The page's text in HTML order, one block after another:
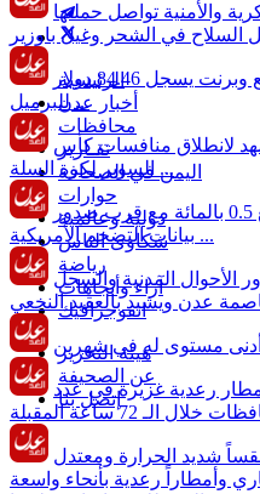
الرئيسية
أخبار عدن
محافظات
تقـارير
اليمن في الصحافة
حوارات
دولية وعالمية
شكاوى الناس
رياضة
آراء وأتجاهات
انفوجرافيك
هيئة التحرير
عن الصحيفة
إتصل بنا
والأمنية تواصل حملتها
النفط يرتفع وبرنت يسجل 84.46 دولار
للبرميل ...
لانطلاق منافسات كأس
السوبر لكرة السلة ...
الذهب يتراجع 0.5 بالمائة مع قرب صدور
بيانات التضخم الأمريكية ...
الأحوال المدنية والسجل
رعدية غزيرة في عدد
شديد الحرارة ومعتدل